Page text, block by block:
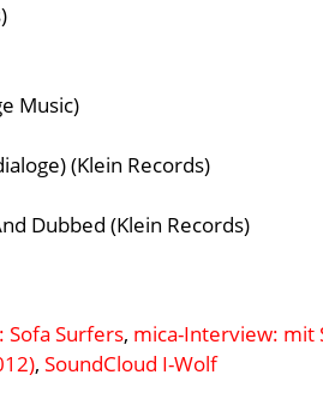
Music)
(Klein Records)
Dubbed (Klein Records)
Sofa Surfers, mica-Interview: mit
, SoundCloud I-Wolf